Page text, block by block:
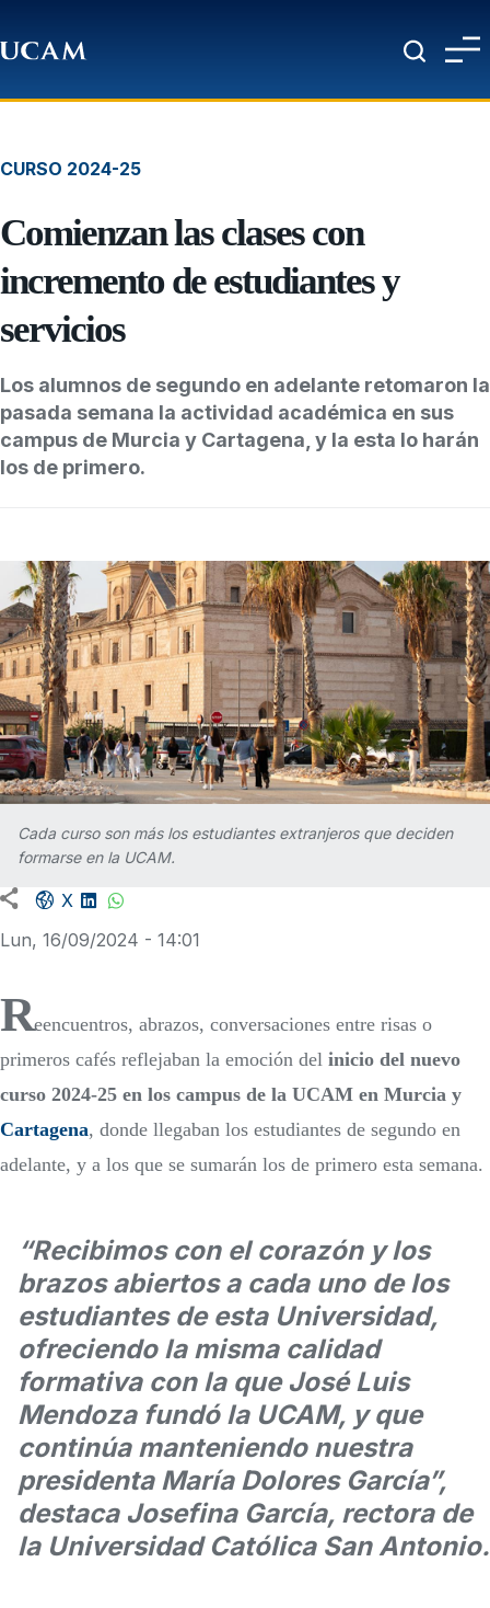
CURSO 2024-25
Comienzan las clases con
incremento de estudiantes y
servicios
Los alumnos de segundo en adelante retomaron la
pasada semana la actividad académica en sus
campus de Murcia y Cartagena, y la esta lo harán
los de primero.
Cada curso son más los estudiantes extranjeros que deciden
formarse en la UCAM.
Facebook share
X LinkedIn
Lun, 16/09/2024 - 14:01
Reencuentros, abrazos, conversaciones entre risas o
primeros cafés reflejaban la emoción del inicio del nuevo
curso 2024-25 en los campus de la UCAM en Murcia y
Cartagena, donde llegaban los estudiantes de segundo en
adelante, y a los que se sumarán los de primero esta semana.
“Recibimos con el corazón y los
brazos abiertos a cada uno de los
estudiantes de esta Universidad,
ofreciendo la misma calidad
formativa con la que José Luis
Mendoza fundó la UCAM, y que
continúa manteniendo nuestra
presidenta María Dolores García”,
destaca Josefina García, rectora de
la Universidad Católica San Antonio.